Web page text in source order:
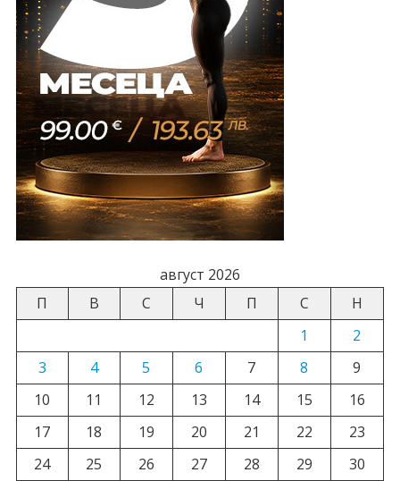
август 2026
П
В С Ч П С
Н
1
2
3
4 5 6 7 8
9
10
11 12 13 14 15
16
17
18 19 20 21 22
23
24
25 26 27 28 29
30